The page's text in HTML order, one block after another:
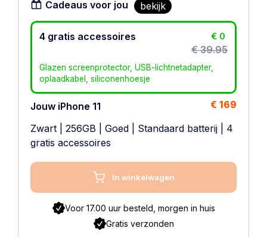
Cadeaus voor jou bekijk
4 gratis accessoires € 0
€ 39.95
Glazen screenprotector, USB-lichtnetadapter,
oplaadkabel, siliconenhoesje
Jouw iPhone 11
€ 169
Zwart
256GB Goed Standaard batterij | 4
gratis accessoires
In winkelwagen
Voor 17.00 uur besteld, morgen in huis
Gratis verzonden